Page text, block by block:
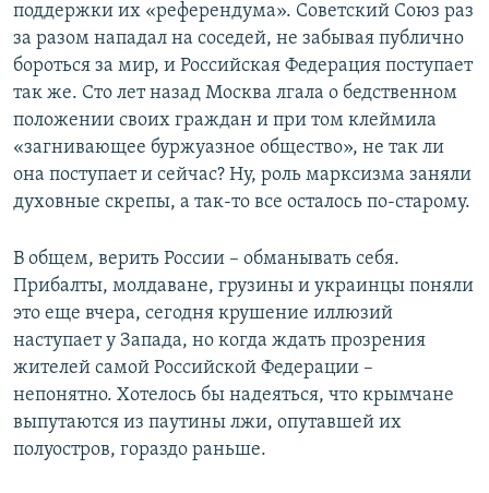
поддержки их «референдума». Советский Союз раз
за разом нападал на соседей, не забывая публично
бороться за мир, и Российская Федерация поступает
так же. Сто лет назад Москва лгала о бедственном
положении своих граждан и при том клеймила
«загнивающее буржуазное общество», не так ли
она поступает и сейчас? Ну, роль марксизма заняли
духовные скрепы, а так-то все осталось по-старому.
В общем, верить России – обманывать себя.
Прибалты, молдаване, грузины и украинцы поняли
это еще вчера, сегодня крушение иллюзий
наступает у Запада, но когда ждать прозрения
жителей самой Российской Федерации –
непонятно. Хотелось бы надеяться, что крымчане
выпутаются из паутины лжи, опутавшей их
полуостров, гораздо раньше.